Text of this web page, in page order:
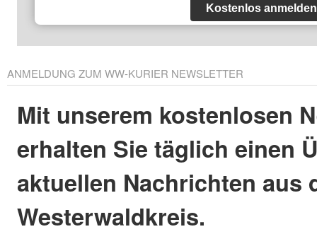
Kostenlos anmelden
ANMELDUNG ZUM WW-KURIER NEWSLETTER
Mit unserem kostenlosen
erhalten Sie täglich einen
aktuellen Nachrichten aus
Westerwaldkreis.